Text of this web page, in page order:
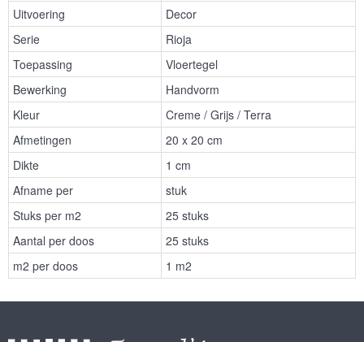
Uitvoering
Decor
Serie
Rioja
Toepassing
Vloertegel
Bewerking
Handvorm
Kleur
Creme / Grijs / Terra
Afmetingen
20 x 20 cm
Dikte
1 cm
Afname per
stuk
Stuks per m2
25 stuks
Aantal per doos
25 stuks
m2 per doos
1 m2